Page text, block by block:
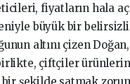
fiyatların hala
büyük bir
altını çizen
çiftçiler
bir şekilde satmak